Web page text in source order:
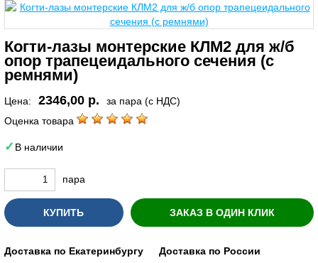
Когти-лазы монтерские КЛМ2 для ж/б
опор трапецеидального сечения (с
ремнями)
Цена: 2346,00 р.
за пара (с НДС)
Оценка товара
В наличии
пара
КУПИТЬ ЗАКАЗ В ОДИН КЛИК
Доставка по Екатеринбургу Доставка по России